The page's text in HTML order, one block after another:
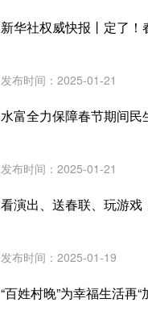
新华社权威快报丨定了
发布时间：2025-01-21
水富全力保障春节期间
发布时间：2025-01-21
看演出、送春联、玩游
发布时间：2025-01-19
“百姓村晚”为幸福生活再“